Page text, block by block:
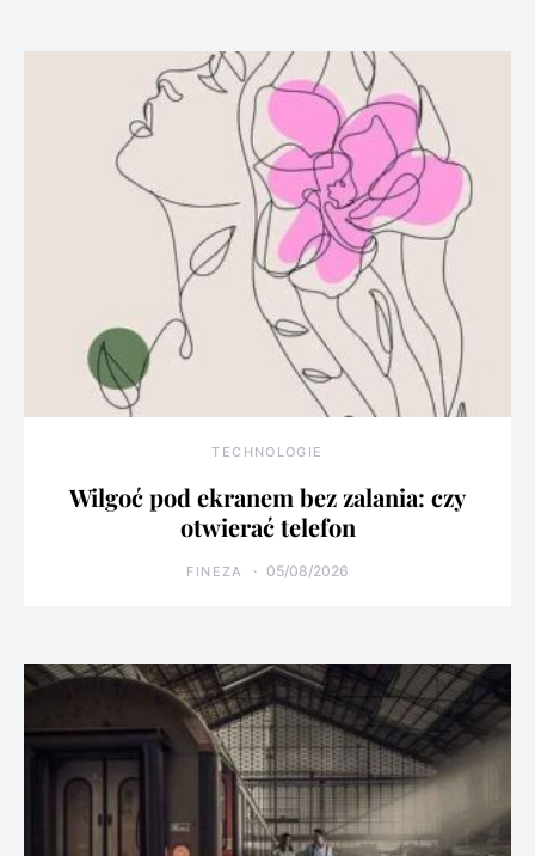
TECHNOLOGIE
Wilgoć pod ekranem bez zalania: czy
otwierać telefon
FINEZA 05/08/2026